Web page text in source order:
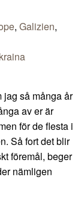
, Galizien,
jag så många år
av er är
för de flesta i
Så fort det blir
föremål, beger
nämligen